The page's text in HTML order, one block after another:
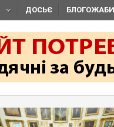
ДОСЬЄ БЛОГОЖАБИ